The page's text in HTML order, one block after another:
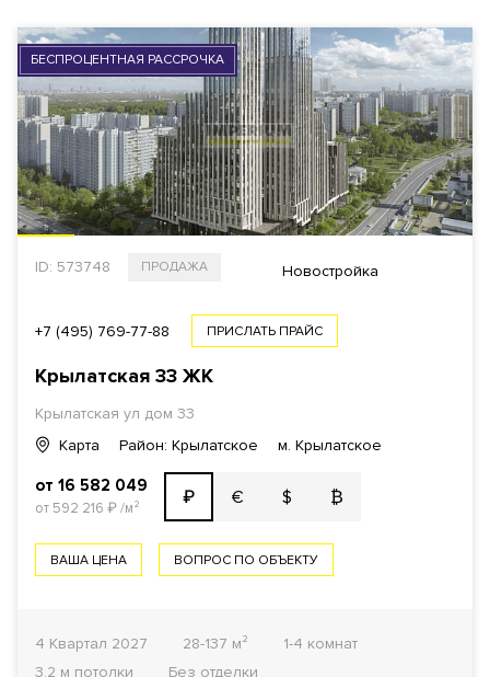
БЕСПРОЦЕНТНАЯ РАССРОЧКА
ID: 573748 ПРОДАЖА Новостройка
+7 (495) 769-77-88 ПРИСЛАТЬ ПРАЙС
Крылатская 33 ЖК
Крылатская ул дом 33
Карта
Район: Крылатское м. Крылатское
от 16 582 049
от 592 216 ₽/м² ₽ € $ ₿
ВАША ЦЕНА ВОПРОС ПО ОБЪЕКТУ
4 Квартал 2027 28-137 м²
1-4 комнат
3.2 м потолки
Без отделки